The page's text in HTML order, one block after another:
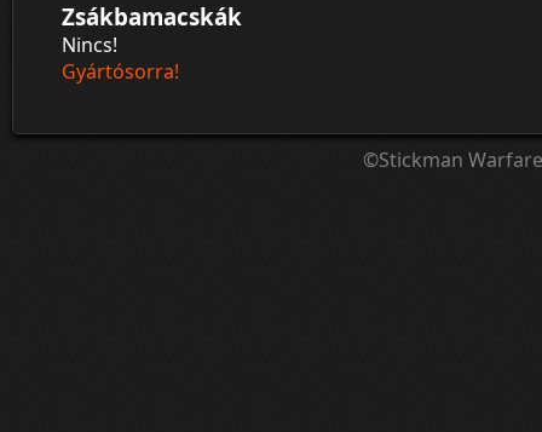
Zsákbamacskák
Nincs!
Gyártósorra!
©Stickman Warfare